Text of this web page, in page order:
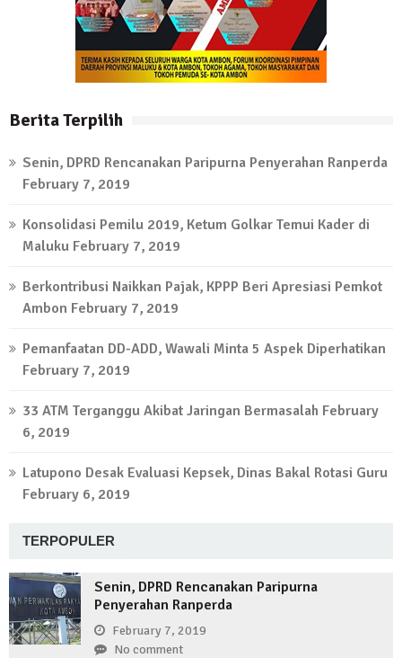
Berita Terpilih
Senin, DPRD Rencanakan Paripurna Penyerahan Ranperda
February 7, 2019
Konsolidasi Pemilu 2019, Ketum Golkar Temui Kader di
Maluku February 7, 2019
Berkontribusi Naikkan Pajak, KPPP Beri Apresiasi Pemkot
Ambon February 7, 2019
Pemanfaatan DD-ADD, Wawali Minta 5 Aspek Diperhatikan
February 7, 2019
33 ATM Terganggu Akibat Jaringan Bermasalah February
6, 2019
Latupono Desak Evaluasi Kepsek, Dinas Bakal Rotasi Guru
February 6, 2019
TERPOPULER
Senin, DPRD Rencanakan Paripurna
Penyerahan Ranperda
February 7, 2019
No comment